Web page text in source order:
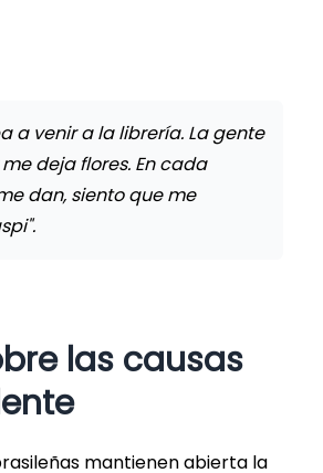
a venir a la librería. La gente
deja flores. En cada
dan, siento que me
las causas
mantienen abierta la